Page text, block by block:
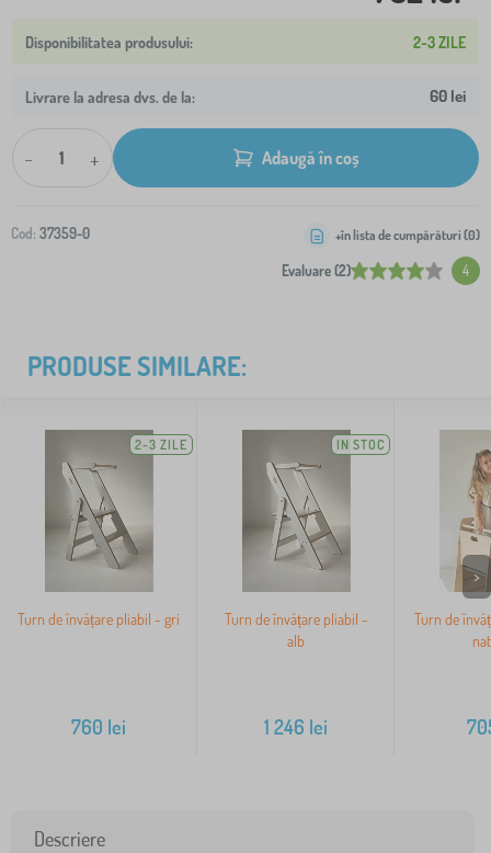
2-3 ZILE
Livrare la adresa dvs. de la: 60 lei
- + Adaugă în coș
Cod: 37359-0
Evaluare (2) 4
+în lista de cumpărături (0)
PRODUSE SIMILARE:
2-3 ZILE
Turn de învățare pliabil - gri
760 lei
IN STOC
Turn de învățare pliabil -
alb
1 246 lei
Turn de
>
Descriere